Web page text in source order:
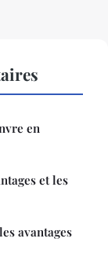
en
et les
avantages